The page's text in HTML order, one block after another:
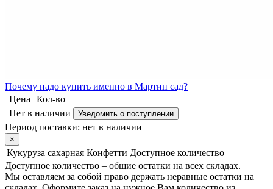
Почему надо купить именно в Мартин сад?
Цена
Кол-во
Нет в наличии
Уведомить о поступлении
Период поставки: нет в наличии
×
Кукуруза сахарная Конфетти Доступное количество
Доступное количество – общие остатки на всех складах.
Мы оставляем за собой право держать неравные остатки на